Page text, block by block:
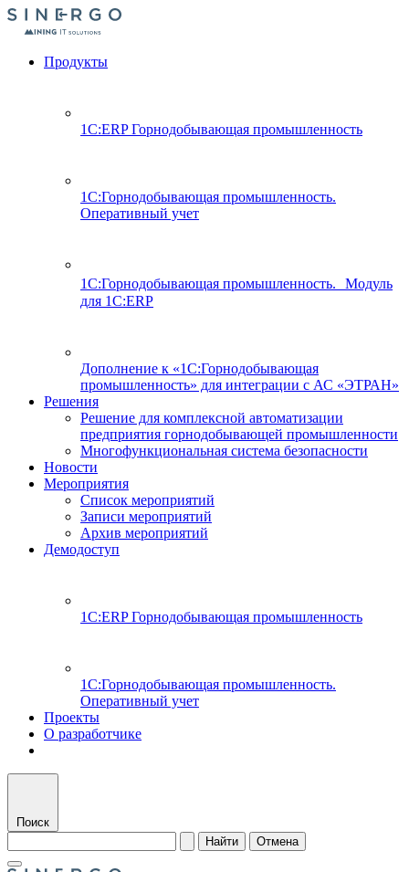
Продукты
1С:ERP Горнодобывающая промышленность
1С:Горнодобывающая промышленность.
Оперативный учет
1С:Горнодобывающая промышленность. Модуль
для 1С:ERP
Дополнение к «1С:Горнодобывающая
промышленность» для интеграции с АС «ЭТРАН»
Решения
Решение для комплексной автоматизации
предприятия горнодобывающей промышленности
Многофункциональная система безопасности
Новости
Мероприятия
Список мероприятий
Записи мероприятий
Архив мероприятий
Демодоступ
1С:ERP Горнодобывающая промышленность
1С:Горнодобывающая промышленность.
Оперативный учет
Проекты
О разработчике
Поиск
Найти
Отмена